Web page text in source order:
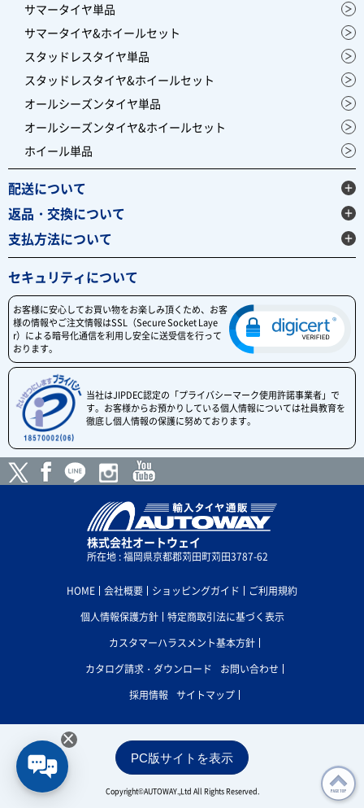
サマータイヤ単品
サマータイヤ&ホイールセット
スタッドレスタイヤ単品
スタッドレスタイヤ&ホイールセット
オールシーズンタイヤ単品
オールシーズンタイヤ&ホイールセット
ホイール単品
配送について
返品・交換について
支払方法について
セキュリティについて
お客様に安心してお買い物をお楽しみ頂くため、お客
様の情報やご注文情報はSSL（Secure Socket Laye
r）による暗号化通信を利用し安全に送受信を行って
おります。
当社はJIPDEC認定の「プライバシーマーク使用許諾事業者」で
す。お客様からお預かりしている個人情報については社員教育を
徹底し個人情報の保護に努めております。
株式会社オートウェイ
所在地 : 福岡県京都郡苅田町苅田3787-62
HOME 会社概要 ショッピングガイド
ご利用規約
個人情報保護方針
特定商取引法に基づく表示
カスタマーハラスメント基本方針
カタログ請求・ダウンロード
お問い合わせ
採用情報
サイトマップ
PC版サイトを表示
Copyright©AUTOWAY.,Ltd All Rights Reserved.
×